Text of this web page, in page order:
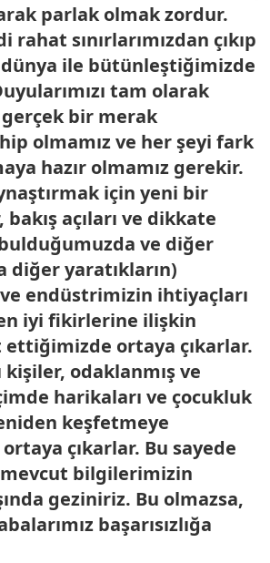
parlak olmak zordur.
rahat sınırlarımızdan çıkıp
dünya ile bütünleştiğimizde
tam olarak
bir merak
olmamız ve her şeyi fark
hazır olmamız gerekir.
için yeni bir
açıları ve dikkate
ve diğer
yaratıkların)
endüstrimizin ihtiyaçları
iyi fikirlerine ilişkin
ettiğimizde ortaya çıkarlar.
kişiler, odaklanmış ve
harikaları ve çocukluk
keşfetmeye
çıkarlar. Bu sayede
bilgilerimizin
geziniriz. Bu olmazsa,
başarısızlığa